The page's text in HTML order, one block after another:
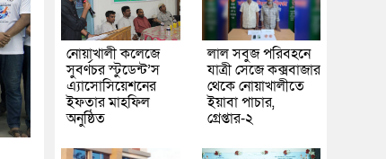
নোয়াখালী কলেজে
সুবর্ণচর স্টুডেন্ট’স
এ্যাসোসিয়েশনের
ইফতার মাহফিল
অনুষ্ঠিত
লাল সবুজ পরিবহনে
যাত্রী সেজে কক্সবাজার
থেকে নোয়াখালীতে
ইয়াবা পাচার,
গ্রেপ্তার-২